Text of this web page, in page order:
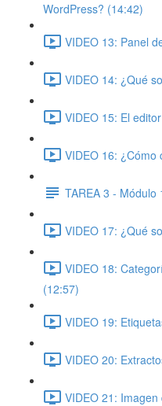
WordPress? (14:42)
VIDEO 13: Panel
VIDEO 14: ¿Qué
VIDEO 15: El
VIDEO 16: ¿Cómo
TAREA 3 - Módulo
VIDEO 17: ¿Qué
VIDEO 18:
(12:57)
VIDEO 19:
VIDEO 20:
VIDEO 21: